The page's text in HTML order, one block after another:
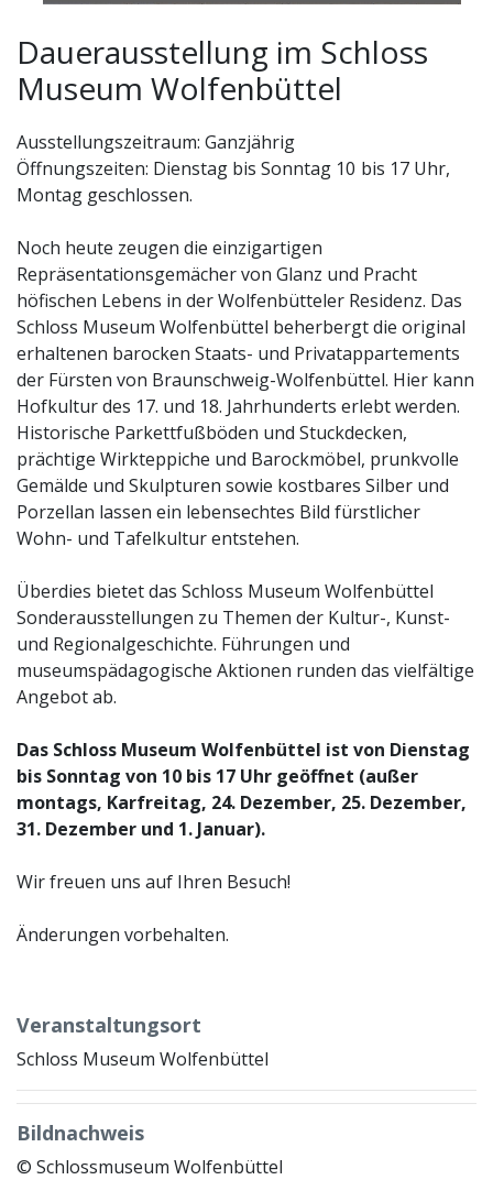
Herzogin
Dauerausstellung im Schloss
Museum Wolfenbüttel
Ausstellungszeitraum: Ganzjährig
Öffnungszeiten: Dienstag bis Sonntag 10 bis 17 Uhr,
Montag geschlossen.
Noch heute zeugen die einzigartigen
Repräsentationsgemächer von Glanz und Pracht
höfischen Lebens in der Wolfenbütteler Residenz. Das
Schloss Museum Wolfenbüttel beherbergt die original
erhaltenen barocken Staats- und Privatappartements
der Fürsten von Braunschweig-Wolfenbüttel. Hier kann
Hofkultur des 17. und 18. Jahrhunderts erlebt werden.
Historische Parkettfußböden und Stuckdecken,
prächtige Wirkteppiche und Barockmöbel, prunkvolle
Gemälde und Skulpturen sowie kostbares Silber und
Porzellan lassen ein lebensechtes Bild fürstlicher
Wohn- und Tafelkultur entstehen.
Überdies bietet das Schloss Museum Wolfenbüttel
Sonderausstellungen zu Themen der Kultur-, Kunst-
und Regionalgeschichte. Führungen und
museumspädagogische Aktionen runden das vielfältige
Angebot ab.
Das Schloss Museum Wolfenbüttel ist von Dienstag
bis Sonntag von 10 bis 17 Uhr geöffnet (außer
montags, Karfreitag, 24. Dezember, 25. Dezember,
31. Dezember und 1. Januar).
Wir freuen uns auf Ihren Besuch!
Änderungen vorbehalten.
Veranstaltungsort
Schloss Museum Wolfenbüttel
Bildnachweis
© Schlossmuseum Wolfenbüttel